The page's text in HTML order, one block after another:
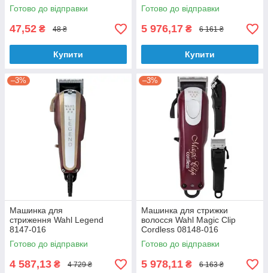
Готово до відправки
47,52 ₴ 48 ₴
Купити
Готово до відправки
5 976,17 ₴ 6 161 ₴
Купити
–3%
Машинка для
стриження Wahl Legend
8147-016
Готово до відправки
4 587,13 ₴ 4 729 ₴
–3%
Машинка для стрижки
волосся Wahl Magic Clip
Cordless 08148-016
Готово до відправки
5 978,11 ₴ 6 163 ₴